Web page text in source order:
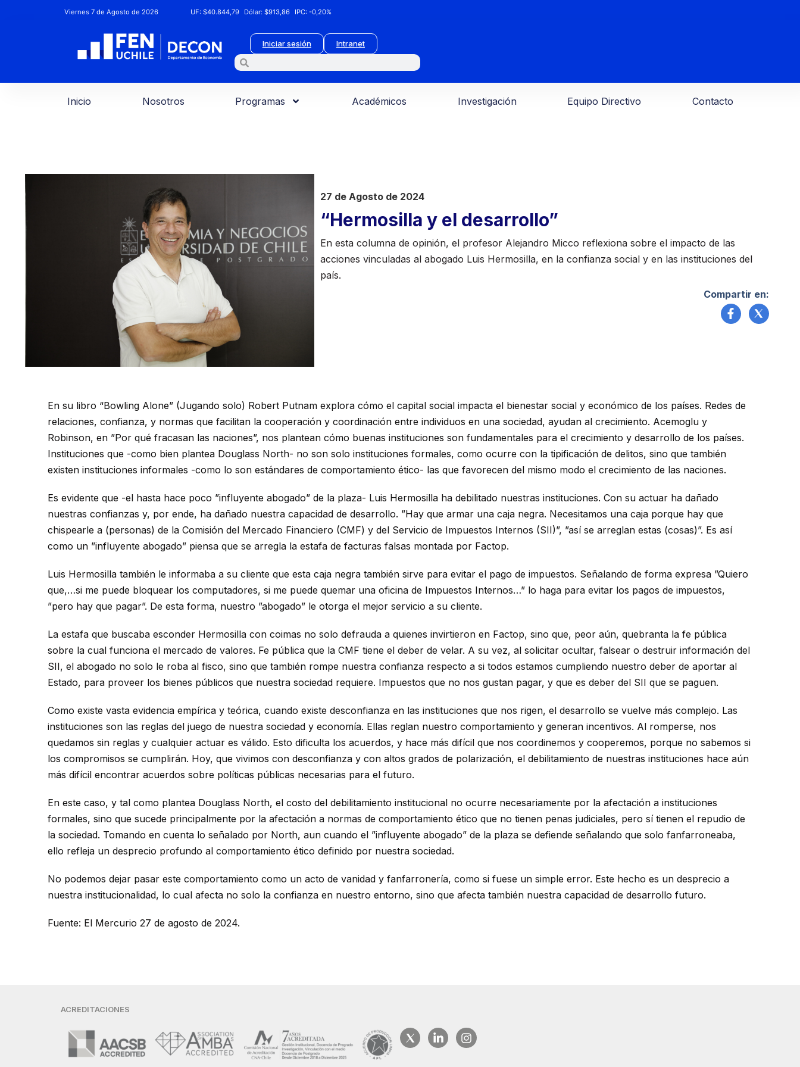
Viernes 7 de Agosto de 2026 UF:$40.844,79 Dólar:$913,86 IPC:-0,20%
Iniciar sesión Intranet
Inicio Nosotros Programas Académicos Investigación Equipo Directivo Contacto
27 de Agosto de 2024
“Hermosilla y el desarrollo”
En esta columna de opinión, el profesor Alejandro Micco reflexiona sobre el impacto de las
acciones vinculadas al abogado Luis Hermosilla, en la confianza social y en las instituciones del
país.
Compartir en:
En su libro “Bowling Alone” (Jugando solo) Robert Putnam explora cómo el capital social impacta el bienestar social y económico de los países. Redes de
relaciones, confianza, y normas que facilitan la cooperación y coordinación entre individuos en una sociedad, ayudan al crecimiento. Acemoglu y
Robinson, en ”Por qué fracasan las naciones”, nos plantean cómo buenas instituciones son fundamentales para el crecimiento y desarrollo de los países.
Instituciones que -como bien plantea Douglass North- no son solo instituciones formales, como ocurre con la tipificación de delitos, sino que también
existen instituciones informales -como lo son estándares de comportamiento ético- las que favorecen del mismo modo el crecimiento de las naciones.
Es evidente que -el hasta hace poco ”influyente abogado” de la plaza- Luis Hermosilla ha debilitado nuestras instituciones. Con su actuar ha dañado
nuestras confianzas y, por ende, ha dañado nuestra capacidad de desarrollo. ”Hay que armar una caja negra. Necesitamos una caja porque hay que
chispearle a (personas) de la Comisión del Mercado Financiero (CMF) y del Servicio de Impuestos Internos (SII)”, ”así se arreglan estas (cosas)”. Es así
como un ”influyente abogado” piensa que se arregla la estafa de facturas falsas montada por Factop.
Luis Hermosilla también le informaba a su cliente que esta caja negra también sirve para evitar el pago de impuestos. Señalando de forma expresa ”Quiero
que,…si me puede bloquear los computadores, si me puede quemar una oficina de Impuestos Internos…” lo haga para evitar los pagos de impuestos,
”pero hay que pagar”. De esta forma, nuestro ”abogado” le otorga el mejor servicio a su cliente.
La estafa que buscaba esconder Hermosilla con coimas no solo defrauda a quienes invirtieron en Factop, sino que, peor aún, quebranta la fe pública
sobre la cual funciona el mercado de valores. Fe pública que la CMF tiene el deber de velar. A su vez, al solicitar ocultar, falsear o destruir información del
SII, el abogado no solo le roba al fisco, sino que también rompe nuestra confianza respecto a si todos estamos cumpliendo nuestro deber de aportar al
Estado, para proveer los bienes públicos que nuestra sociedad requiere. Impuestos que no nos gustan pagar, y que es deber del SII que se paguen.
Como existe vasta evidencia empírica y teórica, cuando existe desconfianza en las instituciones que nos rigen, el desarrollo se vuelve más complejo. Las
instituciones son las reglas del juego de nuestra sociedad y economía. Ellas reglan nuestro comportamiento y generan incentivos. Al romperse, nos
quedamos sin reglas y cualquier actuar es válido. Esto dificulta los acuerdos, y hace más difícil que nos coordinemos y cooperemos, porque no sabemos si
los compromisos se cumplirán. Hoy, que vivimos con desconfianza y con altos grados de polarización, el debilitamiento de nuestras instituciones hace aún
más difícil encontrar acuerdos sobre políticas públicas necesarias para el futuro.
En este caso, y tal como plantea Douglass North, el costo del debilitamiento institucional no ocurre necesariamente por la afectación a instituciones
formales, sino que sucede principalmente por la afectación a normas de comportamiento ético que no tienen penas judiciales, pero sí tienen el repudio de
la sociedad. Tomando en cuenta lo señalado por North, aun cuando el ”influyente abogado” de la plaza se defiende señalando que solo fanfarroneaba,
ello refleja un desprecio profundo al comportamiento ético definido por nuestra sociedad.
No podemos dejar pasar este comportamiento como un acto de vanidad y fanfarronería, como si fuese un simple error. Este hecho es un desprecio a
nuestra institucionalidad, lo cual afecta no solo la confianza en nuestro entorno, sino que afecta también nuestra capacidad de desarrollo futuro.
Fuente: El Mercurio 27 de agosto de 2024.
ACREDITACIONES